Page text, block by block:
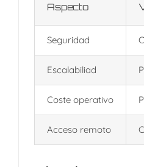
Aspecto
Seguridad
Escalabiliad
Coste operativo
Acceso remoto